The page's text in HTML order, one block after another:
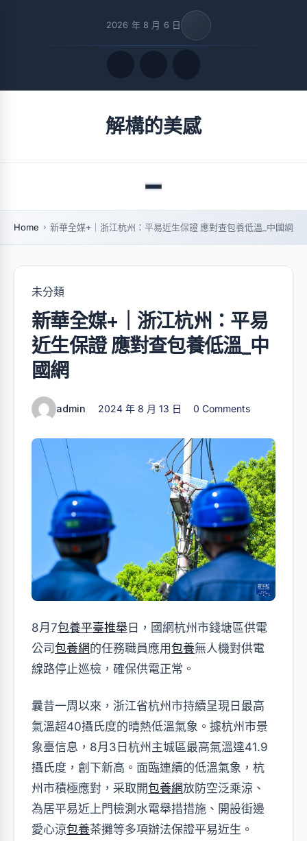
2026 年 8 月 6 日
解構的美感
Menu
Home 新華全媒+｜浙江杭州：平易近生保證 應對查包養低溫_中國網
未分類
新華全媒+｜浙江杭州：平易
近生保證 應對查包養低溫_中
國網
admin 2024 年 8 月 13 日 0 Comments
8月7包養平臺推舉 日，國網杭州市錢塘區供電
公司包養網的任務職員應用包養無人機對供電
線路停止巡檢，確保供電正常。
曩昔一周以來，浙江省杭州市持續呈現日最高
氣溫超40攝氏度的晴熱低溫氣象。據杭州市景
象臺信息，8月3日杭州主城區最高氣溫達41.9
攝氏度，創下新高。面臨連續的低溫氣象，杭
州市積極應對，采取開包養網放防空泛乘涼、
為居平易近上門檢測水電舉措措施、開設街邊
愛心涼包養茶攤等多項辦法保證平易近生。